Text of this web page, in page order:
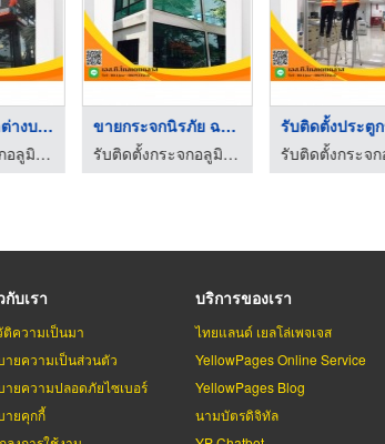
ช่างติดตั้งหน้าต่างบ ...
รับติดตั้งกระจกอลูมิเนียม - เอส ที โกลเดน กลาส
ขายกระจกนิรภัย ฉะเชิ ...
รับติดตั้งกระจกอลูมิเนียม - เอส ที โกลเดน กลาส
กับเรา
ติความเป็นมา
ายความเป็นส่วนตัว
ายความปลอดภัยไซเบอร์
ายคุกกี้
บริการของเรา
ไทยแลนด์ เยลโล่เพจเจส
YellowPages Online Service
YellowPages Blog
นามบัตรดิจิทัล